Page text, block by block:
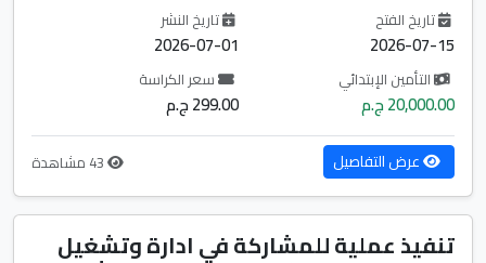
تاريخ الفتح
2026-07-15
تاريخ النشر
2026-07-01
التأمين الإبتدائي
20,000.00 ج.م
سعر الكراسة
299.00 ج.م
عرض التفاصيل
تنفيذ عملية للمشاركة في ادارة وتشغيل